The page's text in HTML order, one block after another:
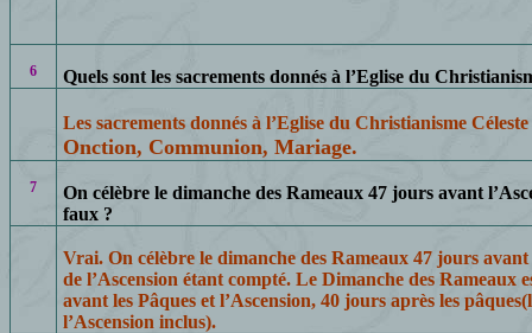
6 Quels sont les sacrements donnés à l’Eglise du
Les sacrements donnés à l’Eglise du Christianisme Céleste
Onction, Communion, Mariage.
7
On célèbre le dimanche des Rameaux 47 jours avant
faux ?
Vrai. On célèbre le dimanche des Rameaux 47 jours
de l’Ascension étant compté. Le Dimanche des Rameaux
avant les Pâques et l’Ascension, 40 jours après les pâques(
l’Ascension inclus).